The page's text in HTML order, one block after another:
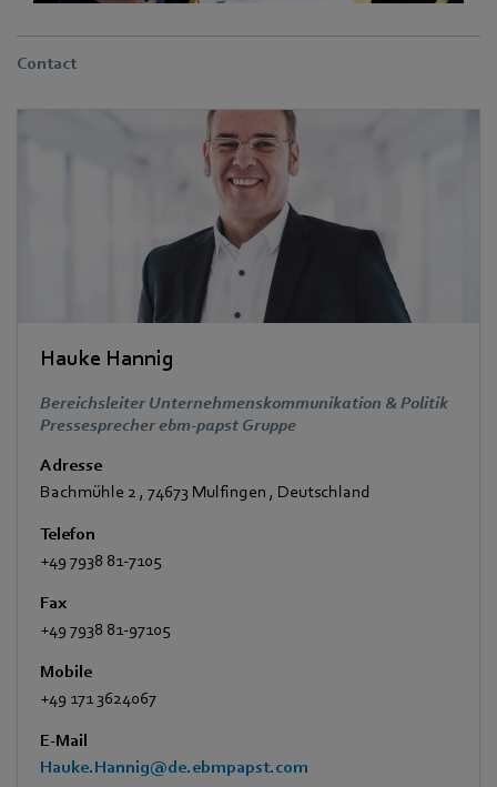
Contact
Hauke Hannig
Bereichsleiter Unternehmenskommunikation & Politik
Pressesprecher ebm-papst Gruppe
Adresse
Bachmühle 2 , 74673 Mulfingen , Deutschland
Telefon
+49 7938 81-7105
Fax
+49 7938 81-97105
Mobile
+49 171 3624067
E-Mail
Hauke.Hannig@de.ebmpapst.com